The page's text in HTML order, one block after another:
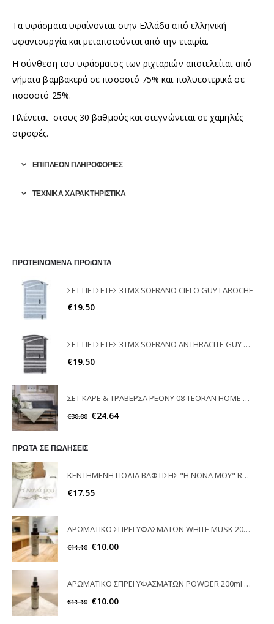
Τα υφάσματα υφαίνονται στην Ελλάδα από ελληνική
υφαντουργία και μεταποιούνται από την εταιρία.
Η σύνθεση του υφάσματος των ριχταριών αποτελείται από
νήματα βαμβακερά σε ποσοστό 75% και πολυεστερικά σε
ποσοστό 25%.
Πλένεται στους 30 βαθμούς και στεγνώνεται σε χαμηλές
στροφές.
ΕΠΙΠΛΈΟΝ ΠΛΗΡΟΦΟΡΊΕΣ
ΤΕΧΝΙΚΑ ΧΑΡΑΚΤΗΡΙΣΤΙΚΑ
ΠΡΟΤΕΙΝΟΜΕΝΑ ΠΡΟϊΟΝΤΑ
ΣΕΤ ΠΕΤΣΕΤΕΣ 3ΤΜΧ SOFRANO CIELO GUY LAROCHE
€19.50
ΣΕΤ ΠΕΤΣΕΤΕΣ 3ΤΜΧ SOFRANO ANTHRACITE GUY LAROCHE
€19.50
ΣΕΤ ΚΑΡΕ & ΤΡΑΒΕΡΣΑ PEONY 08 TEORAN HOME & MORE
€30.80 €24.64
ΠΡΩΤΑ ΣΕ ΠΩΛΗΣΕΙΣ
ΚΕΝΤΗΜΕΝΗ ΠΟΔΙΑ ΒΑΦΤΙΣΗΣ "Η ΝΟΝΑ ΜΟΥ" RAISON D'ETRE
€17.55
ΑΡΩΜΑΤΙΚΟ ΣΠΡΕΙ ΥΦΑΣΜΑΤΩΝ WHITE MUSK 200ml ELEGANT
€11.10 €10.00
ΑΡΩΜΑΤΙΚΟ ΣΠΡΕΙ ΥΦΑΣΜΑΤΩΝ POWDER 200ml ELEGANT
€11.10 €10.00